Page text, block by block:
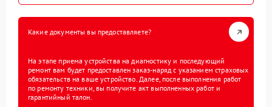
Какие документы вы предоставляете?
На этапе приема устройства на диагностику и последующий
ремонт вам будет предоставлен заказ-наряд с указанием страховых
обязательств на ваше устройство. Далее, после выполнения работ
по ремонту техники, вы получите акт выполненных работ и
гарантийный талон.